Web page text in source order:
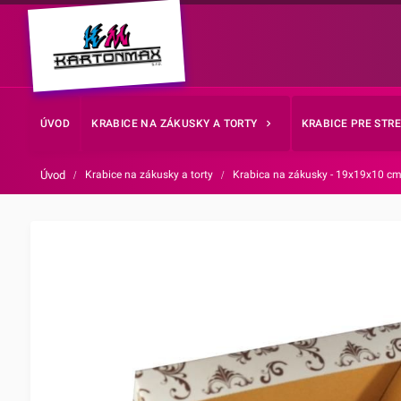
ÚVOD KRABICE NA ZÁKUSKY A TORTY KRABICE PRE
Úvod / Krabice na zákusky a torty / Krabica na zákusky - 19x19x10